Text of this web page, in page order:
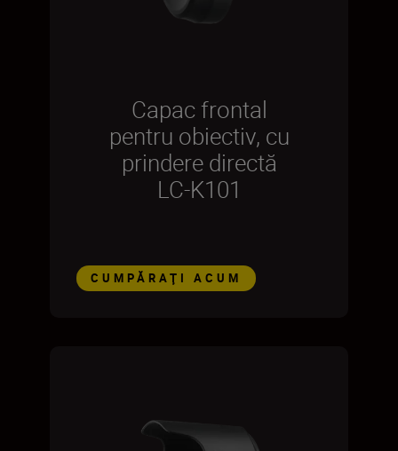
Capac frontal
pentru obiectiv, cu
prindere directă
LC-K101
CUMPĂRAŢI ACUM